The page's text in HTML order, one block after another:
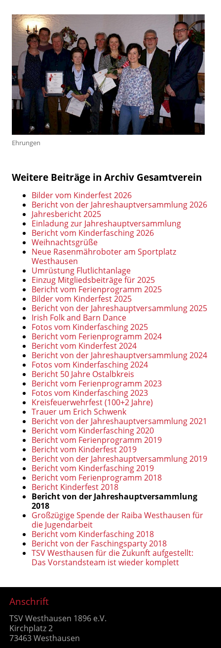
Ehrungen
Weitere Beiträge in Archiv Gesamtverein
Bilder vom Kinderfest 2026
Bericht von der Jahreshauptversammlung 2026
Jahresbericht 2025
Einladung zur Jahreshauptversammlung
Bericht vom Kinderfasching 2026
Weihnachtsgrüße
Neue Rasenmähroboter am Sportplatz
Westhausen
Umrüstung Flutlichtanlage
Einzug Mitgliedsbeiträge für 2025
Bericht vom Ferienprogramm 2025
Bilder vom Kinderfest 2025
Bericht von der Jahreshauptversammlung 2025
Irish Folk and Barn Dance
Fotos vom Kinderfasching 2025
Bericht vom Ferienprogramm 2024
Bericht vom Kinderfest 2024
Bericht von der Jahreshauptversammlung 2024
Fotos vom Kinderfasching 2024
Bericht 50 Jahre Ostalbkreis
Bericht vom Ferienprogramm 2023
Fotos vom Kinderfasching 2023
Kreisfeuerwehrfest (100+2 Jahre)
Trauer um Erich Schwenk
Bericht von der Jahreshauptversammlung 2021
Bericht vom Kinderfasching 2020
Bericht vom Ferienprogramm 2019
Bericht vom Kinderfest 2019
Bericht von der Jahreshauptversammlung 2019
Bericht vom Kinderfasching 2019
Bericht vom Ferienprogramm 2018
Bericht Kinderfest 2018
Bericht von der Jahreshauptversammlung
2018
Großzügige Spende der Raiba Westhausen für
die Jugendarbeit
Bericht vom Kinderfasching 2018
Bericht von der Faschingsparty 2018
TSV Westhausen für die Zukunft aufgestellt:
Das Vorstandsteam ist wieder komplett
Anschrift
TSV Westhausen 1896 e.V.
Kirchplatz 2
73463 Westhausen